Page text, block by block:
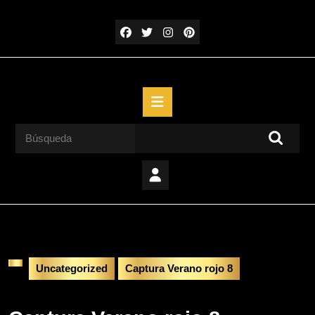
Uncategorized Captura Verano rojo 8